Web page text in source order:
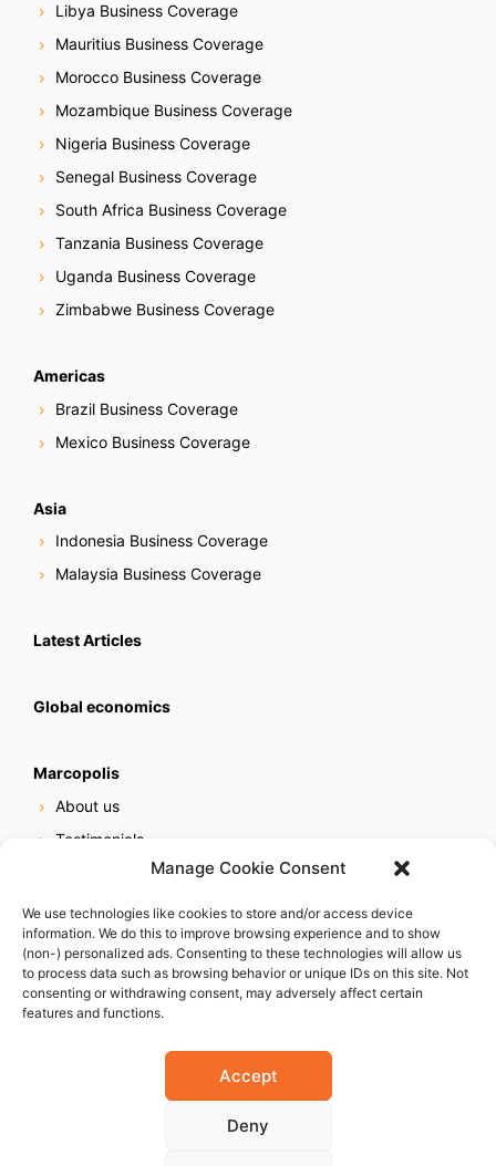
Manage Cookie Consent
We use technologies like cookies to store and/or access device
information. We do this to improve browsing experience and to show
(non-) personalized ads. Consenting to these technologies will allow us
to process data such as browsing behavior or unique IDs on this site. Not
consenting or withdrawing consent, may adversely affect certain
features and functions.
Accept
Deny
Libya Business Coverage
Mauritius Business Coverage
Morocco Business Coverage
Mozambique Business Coverage
Nigeria Business Coverage
Senegal Business Coverage
South Africa Business Coverage
Tanzania Business Coverage
Uganda Business Coverage
Zimbabwe Business Coverage
Americas
Brazil Business Coverage
Mexico Business Coverage
Asia
Indonesia Business Coverage
Malaysia Business Coverage
Latest Articles
Global economics
Marcopolis
About us
Testimonials
Online reputation service
Careers
Contact us